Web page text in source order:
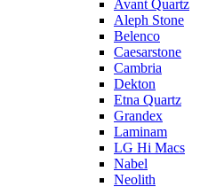
Avant Quartz
Aleph Stone
Belenco
Caesarstone
Cambria
Dekton
Etna Quartz
Grandex
Laminam
LG Hi Macs
Nabel
Neolith